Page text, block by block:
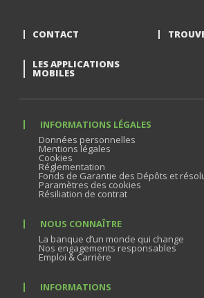
CONTACT
LES APPLICATIONS
MOBILES
INFORMATIONS LÉGALES
Données personnelles
Mentions légales
Cookies
Réglementation
Fonds de Garantie des Dépôts et
Paramètres des cookies
Résiliation de contrat
NOUS CONNAÎTRE
La banque d’un monde qui change
Nos engagements responsables
Emploi & Carrière
INFORMATIONS